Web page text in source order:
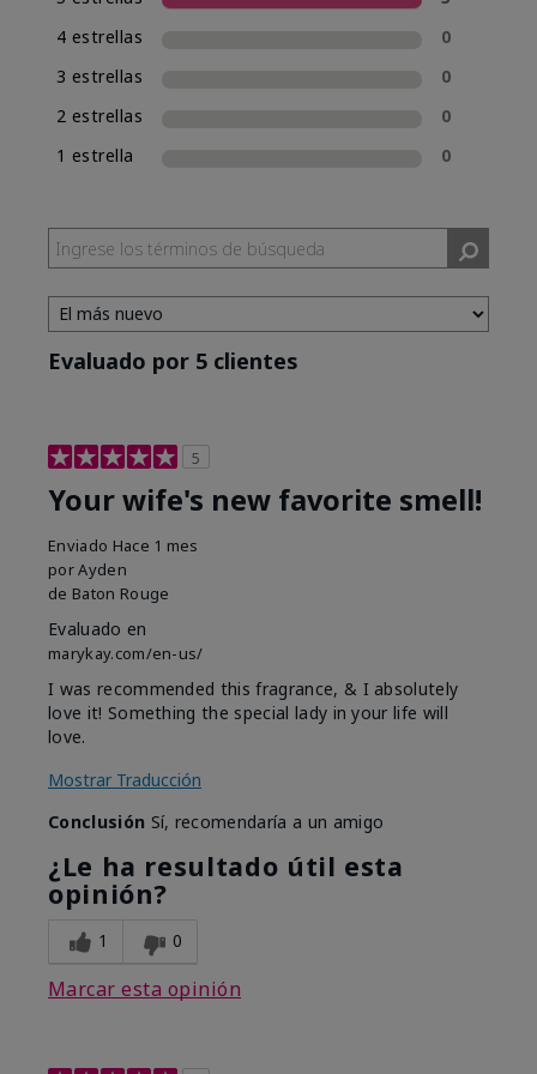
consistente, Mary Kay incluirá la clasificación
de fragancia en el nombre de las nuevas
clasificada como Eau de Parfum (EDP), lo cual se
incluye en su nombre.
4 estrellas
0
3 estrellas
0
2 estrellas
0
1 estrella
0
Evaluado por 5 clientes
5
Your wife's new favorite smell!
Enviado Hace 1 mes
porAyden
de Baton Rouge
Evaluado en
marykay.com/en-us/
I was recommended this fragrance, & I absolutely
love it! Something the special lady in your life will
love.
Mostrar Traducción
Conclusión Sí, recomendaría a un amigo
¿Le ha resultado útil esta
opinión?
1 0
Marcar esta opinión